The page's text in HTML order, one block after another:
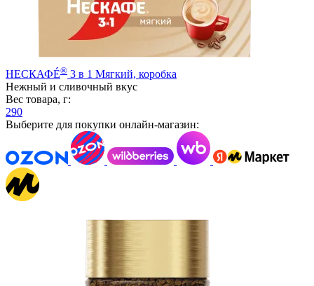
НЕСКАФÉ® 3 в 1 Мягкий, коробка
Нежный и сливочный вкус
Вес товара, г:
290
Выберите для покупки онлайн-магазин: